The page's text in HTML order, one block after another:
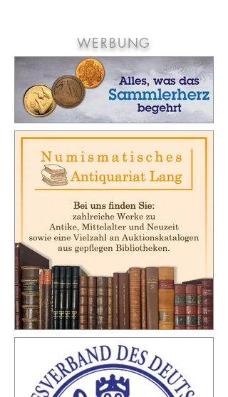
WERBUNG